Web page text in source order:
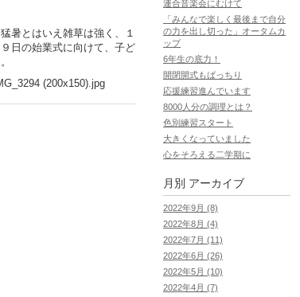
暑とはいえ雑草は強く、１
日の始業式に向けて、子ど
連合音楽会にむけて
「みんなで楽しく最後まで自分
の力を出し切った」オータムカ
ップ
6年生の底力！
開閉開式もばっちり
応援練習進んでいます
8000人分の調理とは？
色別練習スタート
大きくなっていました
心をそろえる二学期に
月別 アーカイブ
2022年9月 (8)
2022年8月 (4)
2022年7月 (11)
2022年6月 (26)
2022年5月 (10)
2022年4月 (7)